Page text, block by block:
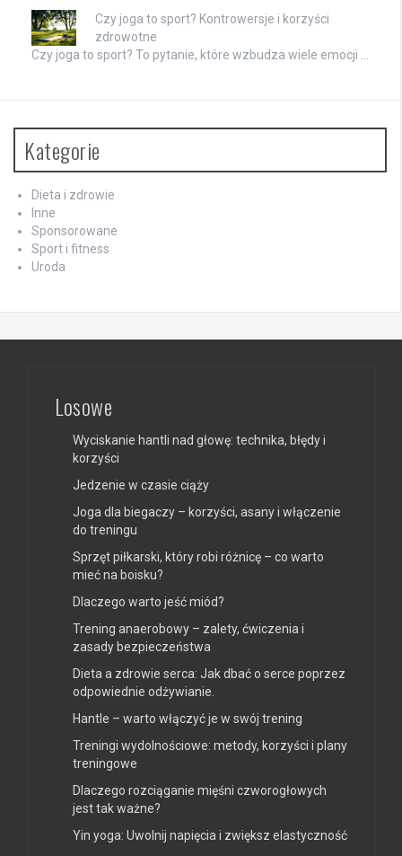
Czy joga to sport? Kontrowersje i korzyści
zdrowotne
Czy joga to sport? To pytanie, które wzbudza wiele emocji …
Kategorie
Dieta i zdrowie
Inne
Sponsorowane
Sport i fitness
Uroda
Losowe
Wyciskanie hantli nad głowę: technika, błędy i
korzyści
Jedzenie w czasie ciąży
Joga dla biegaczy – korzyści, asany i włączenie
do treningu
Sprzęt piłkarski, który robi różnicę – co warto
mieć na boisku?
Dlaczego warto jeść miód?
Trening anaerobowy – zalety, ćwiczenia i
zasady bezpieczeństwa
Dieta a zdrowie serca: Jak dbać o serce poprzez
odpowiednie odżywianie.
Hantle – warto włączyć je w swój trening
Treningi wydolnościowe: metody, korzyści i plany
treningowe
Dlaczego rozciąganie mięśni czworogłowych
jest tak ważne?
Yin yoga: Uwolnij napięcia i zwiększ elastyczność